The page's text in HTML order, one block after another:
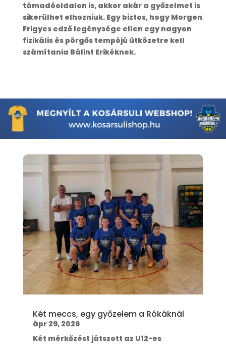
támadóoldalon is, akkor akár a győzelmet is
sikerülhet elhozniuk. Egy biztos, hogy Morgen
Frigyes edző legénysége ellen egy nagyon
fizikális és pörgős tempójú ütközetre kell
számítania Bálint Erikéknek.
Két meccs, egy győzelem a Rókáknál
ápr 29, 2026
Két mérkőzést játszott az U12-es